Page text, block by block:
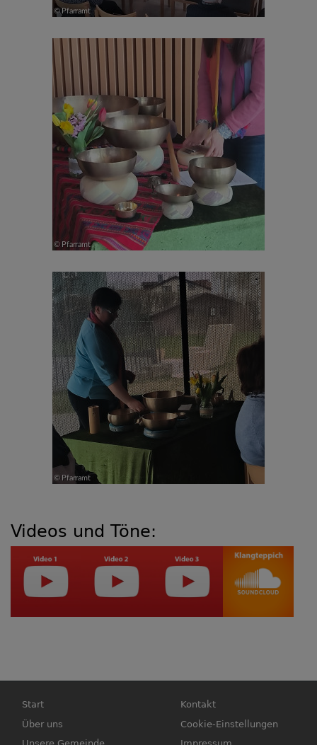
Videos und Töne:
Hauptnavigation
Start
Über uns
Fußbereichsmenü
Kontakt
Cookie-Einstellungen